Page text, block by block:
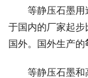
等静压石墨用
于国内的厂家起
国外。国外生产的
等静压石墨和